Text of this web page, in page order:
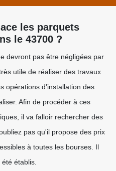
les parquets
le 43700 ?
devront pas être négligées par
utile de réaliser des travaux
opérations d'installation des
Afin de procéder à ces
il va falloir rechercher des
pas qu'il propose des prix
à toutes les bourses. Il
établis.